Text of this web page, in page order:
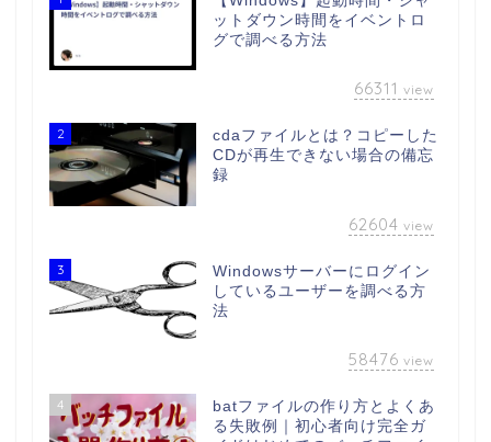
ットダウン時間をイベントロ
グで調べる方法
66311 view
2
cdaファイルとは？コピーした
CDが再生できない場合の備忘
録
62604 view
3
Windowsサーバーにログイン
しているユーザーを調べる方
法
58476 view
4
batファイルの作り方とよくあ
る失敗例｜初心者向け完全ガ